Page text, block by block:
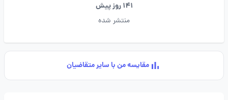
141 روز پیش
منتشر شده
مقایسه من با سایر متقاضیان